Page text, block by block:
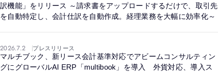
訳機能」をリリース ～請求書をアップロードするだけで、取引先
を自動特定し、会計仕訳を自動作成。経理業務を大幅に効率化～
2026.7.2 プレスリリース
マルチブック、新リース会計基準対応でアビームコンサルティン
グにグローバルAI ERP「multibook」を導入 外貨対応、導入ス